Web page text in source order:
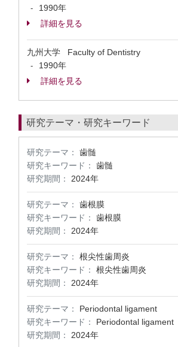
-
1990年
詳細を見る
九州大学 Faculty of Dentistry
-
1990年
詳細を見る
研究テーマ・研究キーワード
研究テーマ：
歯髄
研究キーワード：
歯髄
研究期間：
2024年
研究テーマ：
歯根膜
研究キーワード：
歯根膜
研究期間：
2024年
研究テーマ：
根尖性歯周炎
研究キーワード：
根尖性歯周炎
研究期間：
2024年
研究テーマ：
Periodontal ligament
研究キーワード：
Periodontal ligament
研究期間：
2024年